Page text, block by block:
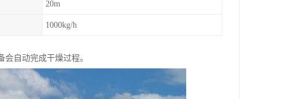
20m
1000kg/h
自动完成干燥过程。